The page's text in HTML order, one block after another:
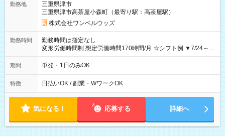
期間なし
勤務地
三重県津市
三重県津市高茶屋小森町（最寄り駅：高茶屋駅）
株式会社ワンベルウッズ
勤務時間
勤務時間は指定なし
変形労働時間制 想定労働時間170時間/月 ☆シフト例 ▼7/24～
8/31 10：45～18：30
期間 単発・1日のみOK
特徴 日払いOK / 副業・WワークOK
気になる！ 応募する 詳細へ